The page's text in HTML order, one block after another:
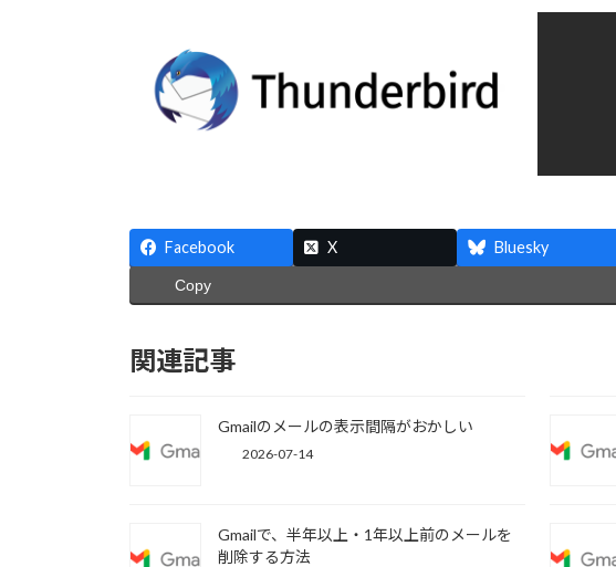
Facebook X Bluesky
Copy
関連記事
Gmailのメールの表示間隔がおかしい
2026-07-14
Gmailで、半年以上・1年以上前のメールを
削除する方法